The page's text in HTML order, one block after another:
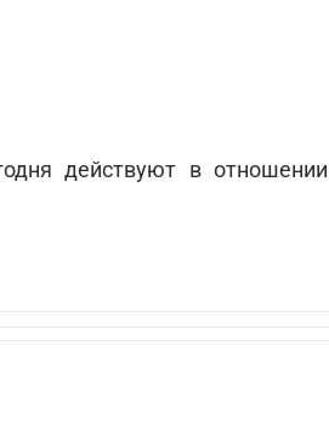
действуют в отношении